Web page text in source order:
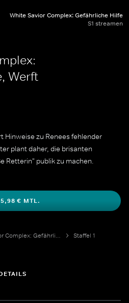
White Savior Complex: Gefährliche Hilfe
S1 streamen
Werft
Hinweise zu Renees fehlender
plant daher, die brisanten
Retterin" publik zu machen.
€ MTL.
White Savior Complex: Gefährliche Hilfe
Staffel 1